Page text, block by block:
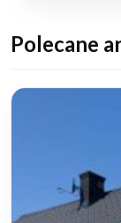
Polecane